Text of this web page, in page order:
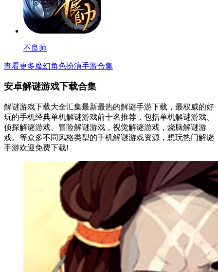
不良帅
查看更多魔幻角色扮演手游合集
安卓解谜游戏下载合集
解谜游戏下载大全汇集最新最热的解谜手游下载，最权威的好
玩的手机经典单机解谜游戏前十名推荐，包括单机解谜游戏、
侦探解谜游戏、冒险解谜游戏，视觉解谜游戏，烧脑解谜游
戏。等众多不同风格类型的手机解谜游戏资源，想玩热门解谜
手游欢迎免费下载!